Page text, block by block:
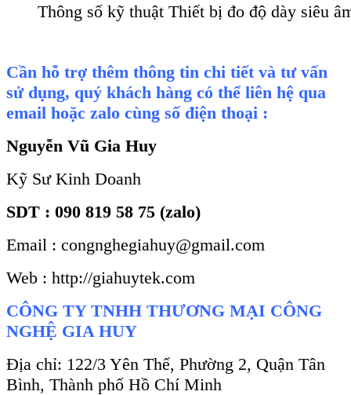
Thông số kỹ thuật Thiết bị đo độ dày siêu
Cần hỗ trợ thêm thông tin chi tiết và tư vấn
sử dụng, quý khách hàng có thể liên hệ qua
email hoặc zalo cùng số điện thoại :
Nguyễn Vũ Gia Huy
Kỹ Sư Kinh Doanh
SDT : 090 819 58 75 (zalo)
Email : congnghegiahuy@gmail.com
Web : http://giahuytek.com
CÔNG TY TNHH THƯƠNG MẠI CÔNG
NGHỆ GIA HUY
Địa chỉ: 122/3 Yên Thế, Phường 2, Quận Tân
Bình, Thành phố Hồ Chí Minh